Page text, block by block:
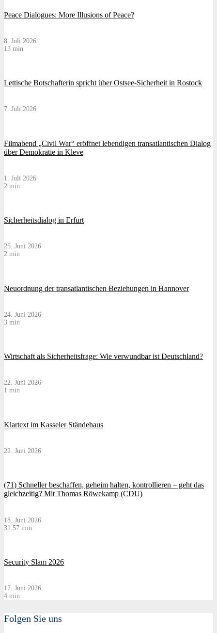
Peace Dialogues: More Illusions of Peace?
8. Juli 2026
13 min
Lettische Botschafterin spricht über Ostsee-Sicherheit in Rostock
7. Juli 2026
Filmabend „Civil War“ eröffnet lebendigen transatlantischen Dialog
über Demokratie in Kleve
1. Juli 2026
2 min
Sicherheitsdialog in Erfurt
25. Juni 2026
2 min
Neuordnung der transatlantischen Beziehungen in Hannover
24. Juni 2026
3 min
Wirtschaft als Sicherheitsfrage: Wie verwundbar ist Deutschland?
22. Juni 2026
1 min
Klartext im Kasseler Ständehaus
22. Juni 2026
(71) Schneller beschaffen, geheim halten, kontrollieren – geht das
gleichzeitig? Mit Thomas Röwekamp (CDU)
18. Juni 2026
31:57 min
Security Slam 2026
17. Juni 2026
4 min
Folgen Sie uns